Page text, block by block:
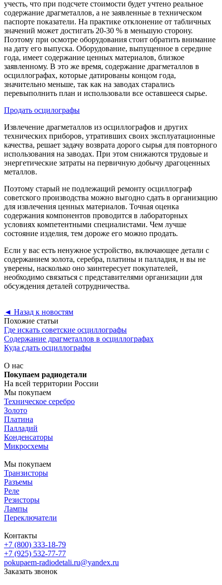
учесть, что при подсчете стоимости будет учтено реальное
содержание драгметаллов, а не заявленные в техническом
паспорте показатели. На практике отклонение от табличных
значений может достигать 20-30 % в меньшую сторону.
Поэтому при осмотре оборудования стоит обратить внимание
на дату его выпуска. Оборудование, выпущенное в середине
года, имеет содержание ценных материалов, близкое
заявленному. В это же время, содержание драгметаллов в
осциллографах, которые датированы концом года,
значительно меньше, так как на заводах старались
перевыполнить план и использовали все оставшееся сырье.
Продать осцилографы
Извлечение драгметаллов из осциллографов и других
технических приборов, утративших своих эксплуатационные
качества, решает задачу возврата дорого сырья для повторного
использования на заводах. При этом снижаются трудовые и
энергетические затраты на первичную добычу драгоценных
металлов.
Поэтому старый не подлежащий ремонту осциллограф
советского производства можно выгодно сдать в организацию
для извлечения ценных материалов. Точная оценка
содержания компонентов проводится в лабораторных
условиях компетентными специалистами. Чем лучше
состояние изделия, тем дороже его можно продать.
Если у вас есть ненужное устройство, включающее детали с
содержанием золота, серебра, платины и палладия, н вы не
уверены, насколько оно заинтересует покупателей,
необходимо связаться с представителями организации для
обсуждения деталей сотрудничества.
◄ Назад к новостям
Похожие статьи
Где искать советские осциллографы
Содержание драгметаллов в осциллографах
Куда сдать осциллографы
О нас
Покупаем радиодетали
На всей территории России
Мы покупаем
Техническое серебро
Золото
Платина
Палладий
Конденсаторы
Микросхемы
Мы покупаем
Транзисторы
Разъемы
Реле
Резисторы
Лампы
Переключатели
Контакты
+7 (800) 333-18-79
+7 (925) 532-77-77
pokupaem-radiodetali.ru@yandex.ru
Заказать звонок